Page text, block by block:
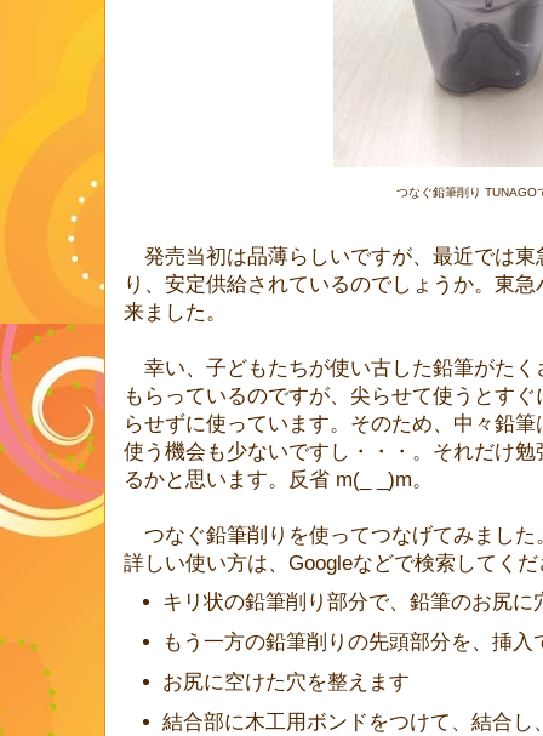
つなぐ鉛筆削り TUNAGO
発売当初は品薄らしいですが、最近では東
り、安定供給されているのでしょうか。東
来ました。
幸い、子どもたちが使い古した鉛筆がたく
もらっているのですが、尖らせて使うとす
らせずに使っています。そのため、中々鉛
使う機会も少ないですし・・・。それだけ
るかと思います。反省 m(_ _)m。
つなぐ鉛筆削りを使ってつなげてみました
詳しい使い方は、Googleなどで検索してく
キリ状の鉛筆削り部分で、鉛筆のお尻に
もう一方の鉛筆削りの先頭部分を、挿
お尻に空けた穴を整えます
結合部に木工用ボンドをつけて、結合し